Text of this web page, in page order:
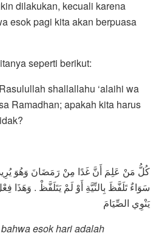
dilakukan, kecuali karena
esok pagi kita akan berpuasa
seperti berikut:
shallallahu ‘alaihi wa
Ramadhan; apakah kita harus
كُلُّ مَنْ عَلِمَ أَنَّ غَدًا مِنْ رَمَضَانَ وَهُوَ
سَوَاءٌ تَلَفَّظَ بِالنِّيَّةِ أَوْ لَمْ يَتَلَفَّظْ . وَهَذَا
يَنْوِي الصِّيَامَ
esok hari adalah